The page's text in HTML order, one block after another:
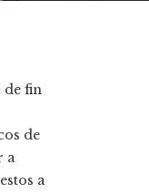
de fin
de
a
a